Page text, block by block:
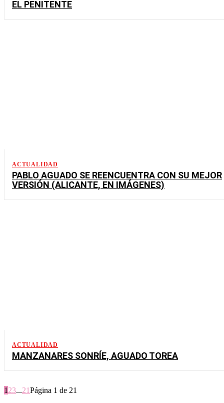
EL PENITENTE
ACTUALIDAD
PABLO AGUADO SE REENCUENTRA CON SU MEJOR
VERSIÓN (ALICANTE, EN IMÁGENES)
ACTUALIDAD
MANZANARES SONRÍE, AGUADO TOREA
1 23...21Página 1 de 21